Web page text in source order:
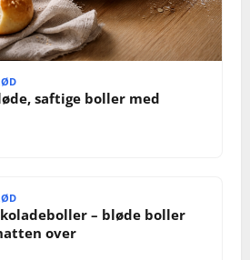
saftige boller med
– bløde boller
over